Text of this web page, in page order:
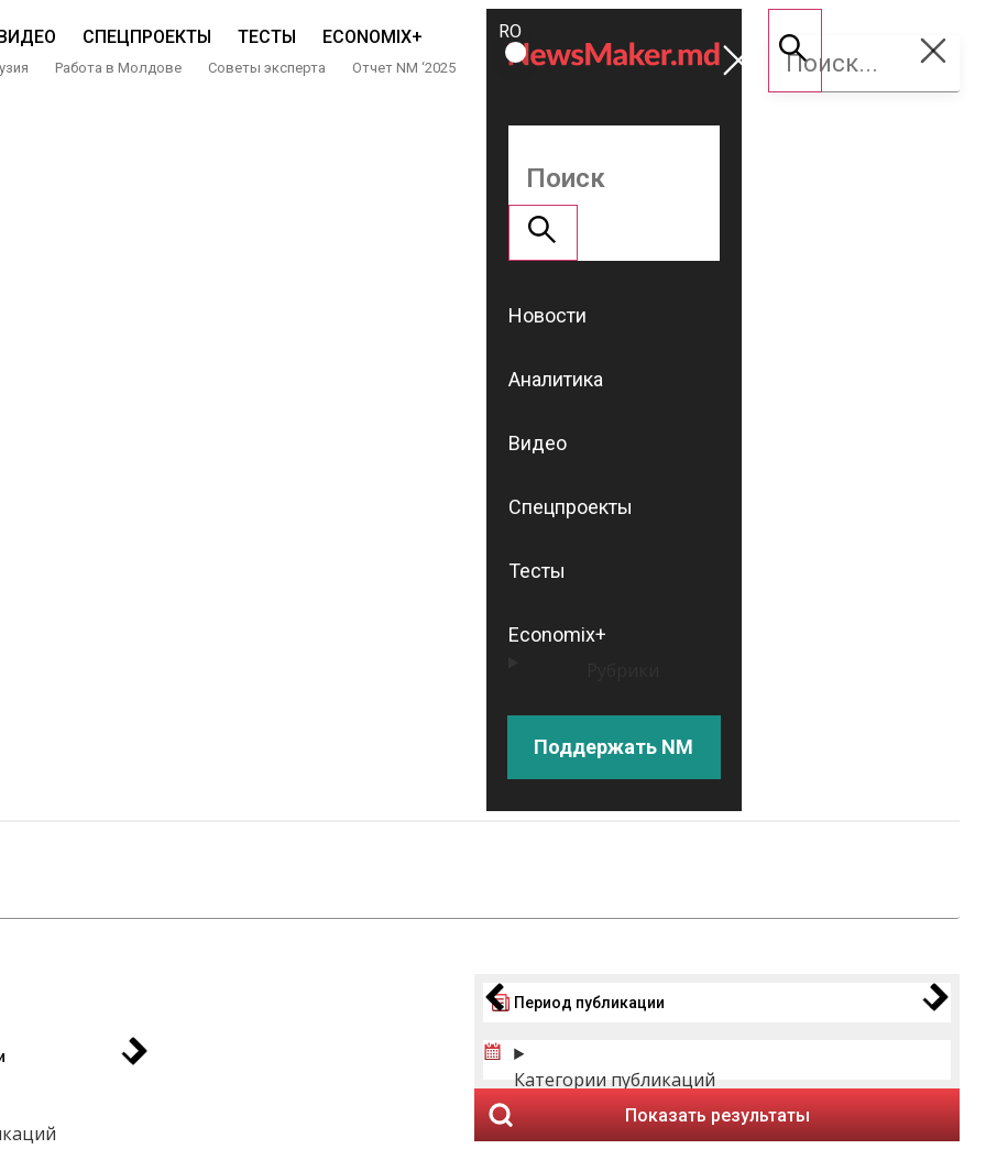
СПЕЦПРОЕКТЫ ТЕСТЫ ECONOMIX+
Работа в Молдове Советы эксперта Отчет NM ‘2025
ROMÂNĂ
RU
Поддержать
NM
Новости
Аналитика
Видео
Спецпроекты
Тесты
Economix+
Поддержать NM
Период публикации
Категории публикаций
Показать результаты